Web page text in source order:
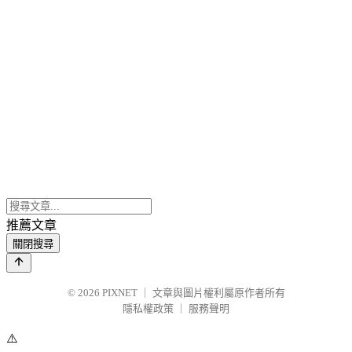
推薦文章
關閉搜尋
© 2026 PIXNET
文章與圖片權利屬原作者所有
隱私權政策
服務聲明
⚠️